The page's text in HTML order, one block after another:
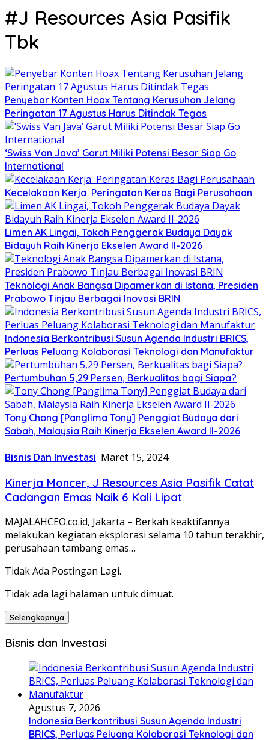
#J Resources Asia Pasifik
Tbk
Penyebar Konten Hoax Tentang Kerusuhan Jelang
Peringatan 17 Agustus Harus Ditindak Tegas
‘Swiss Van Java’ Garut Miliki Potensi Besar Siap Go
International
Kecelakaan Kerja Peringatan Keras Bagi Perusahaan
Limen AK Lingai, Tokoh Penggerak Budaya Dayak
Bidayuh Raih Kinerja Ekselen Award II-2026
Teknologi Anak Bangsa Dipamerkan di Istana, Presiden
Prabowo Tinjau Berbagai Inovasi BRIN
Indonesia Berkontribusi Susun Agenda Industri BRICS,
Perluas Peluang Kolaborasi Teknologi dan Manufaktur
Pertumbuhan 5,29 Persen, Berkualitas bagi Siapa?
Tony Chong [Panglima Tony] Penggiat Budaya dari
Sabah, Malaysia Raih Kinerja Ekselen Award II-2026
Bisnis Dan Investasi Maret 15, 2024
Kinerja Moncer, J Resources Asia Pasifik Catat
Cadangan Emas Naik 6 Kali Lipat
MAJALAHCEO.co.id, Jakarta – Berkah keaktifannya
melakukan kegiatan eksplorasi selama 10 tahun terakhir,
perusahaan tambang emas…
Tidak Ada Postingan Lagi.
Tidak ada lagi halaman untuk dimuat.
Selengkapnya
Bisnis dan Investasi
Agustus 7, 2026
Indonesia Berkontribusi Susun Agenda Industri
BRICS, Perluas Peluang Kolaborasi Teknologi dan